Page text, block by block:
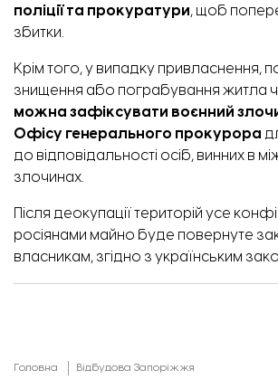
поліції та прокуратури, щоб
збитки.
Крім того, у випадку привласнення,
знищення або пограбування житла
можна зафіксувати воєнний
Офісу генерального прокурора
до відповідальності осіб, винних в
злочинах.
Після деокупації територій усе
росіянами майно буде повернуте
власникам, згідно з українським
Головна Відбудова Запоріжжя